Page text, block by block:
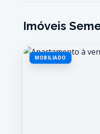
Imóveis
MOBILIADO